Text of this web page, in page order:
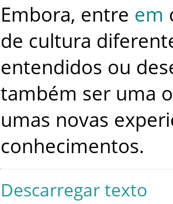
Embora, entre em
de cultura
entendidos ou
também ser uma
umas novas
conhecimentos.
Descarregar texto